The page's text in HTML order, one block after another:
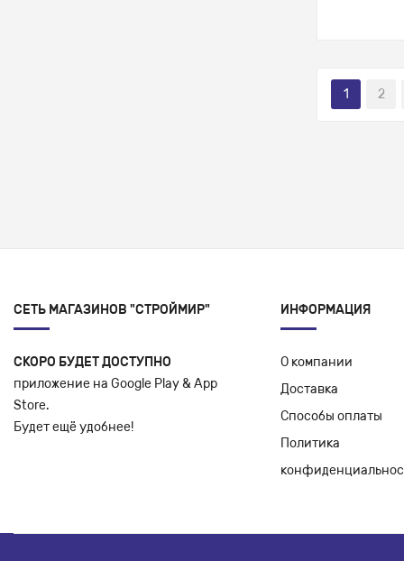
1 2
СЕТЬ МАГАЗИНОВ "СТРОЙМИР"
СКОРО БУДЕТ ДОСТУПНО
приложение на Google Play & App
Store.
Будет ещё удобнее!
ИНФОРМАЦИЯ
О компании
Доставка
Способы оплаты
Политика